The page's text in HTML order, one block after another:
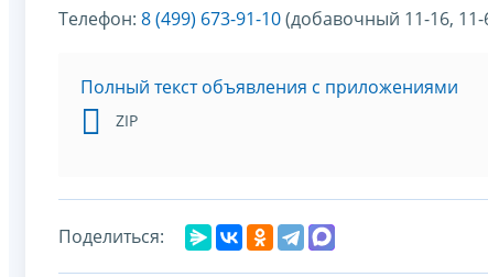
Телефон: 8 (499) 673-91-10(добавочный 11-16, 11-
Полный текст объявления с приложениями
ZIP
Поделиться: